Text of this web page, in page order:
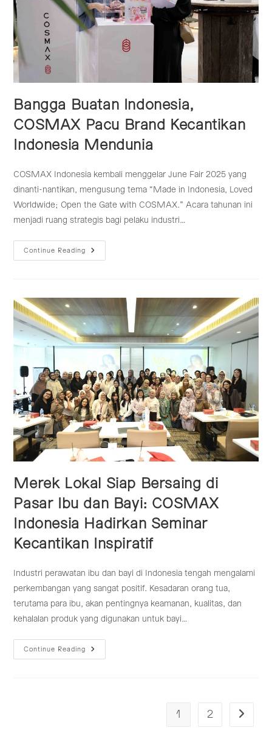
Bangga Buatan Indonesia,
COSMAX Pacu Brand Kecantikan
Indonesia Mendunia
COSMAX Indonesia kembali menggelar June Fair 2025 yang
dinanti-nantikan, mengusung tema “Made in Indonesia, Loved
Worldwide; Open the Gate with COSMAX.” Acara tahunan ini
menjadi ruang strategis bagi pelaku industri…
Continue Reading
Bangga
Buatan
Kecantikan
Indonesia
Mendunia
Merek Lokal Siap Bersaing di
Pasar Ibu dan Bayi: COSMAX
Indonesia Hadirkan Seminar
Kecantikan Inspiratif
Industri perawatan ibu dan bayi di Indonesia tengah mengalami
perkembangan yang sangat positif. Kesadaran orang tua,
terutama para ibu, akan pentingnya keamanan, kualitas, dan
kehalalan produk yang digunakan untuk bayi…
Continue Reading
Merek
Lokal
1 2 Go to